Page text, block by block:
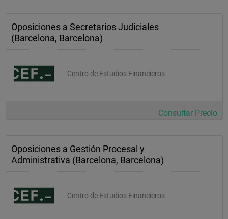
Oposiciones a Secretarios Judiciales
(Barcelona, Barcelona)
Centro de Estudios Financieros
Consultar Precio
Oposiciones a Gestión Procesal y
Administrativa (Barcelona, Barcelona)
Centro de Estudios Financieros